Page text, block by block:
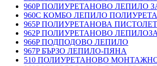
960P ПОЛИУРЕТАНОВО ЛЕПИЛО
960C КОМБО ЛЕПИЛО
965P ПОЛИУРЕТАНОВА
962P ПОЛИУРЕТАНОВО
966P ПОДПОДОВО ЛЕПИЛО
967P БЪРЗО ЛЕПИЛО-ПЯНА
510 ПОЛИУРЕТАНОВО